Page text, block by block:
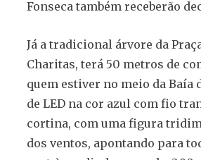
Fonseca também receberão
Já a tradicional árvore da
Charitas, terá 50 metros de
quem estiver no meio da Baía
de LED na cor azul com fio
cortina, com uma figura
dos ventos, apontando para